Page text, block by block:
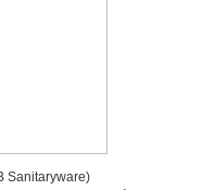
Sanitaryware)